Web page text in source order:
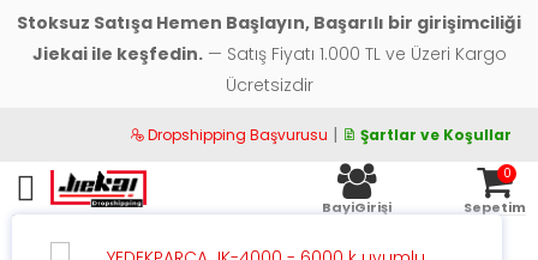
Stoksuz Satışa Hemen Başlayın, Başarılı bir girişimciliği
Jiekai ile keşfedin.— Satış Fiyatı 1.000 TL ve Üzeri Kargo
Ücretsizdir
Dropshipping Başvurusu | Şartlar ve Koşullar
Toggle mobile menu
BayiGirişi
0
Sepetim